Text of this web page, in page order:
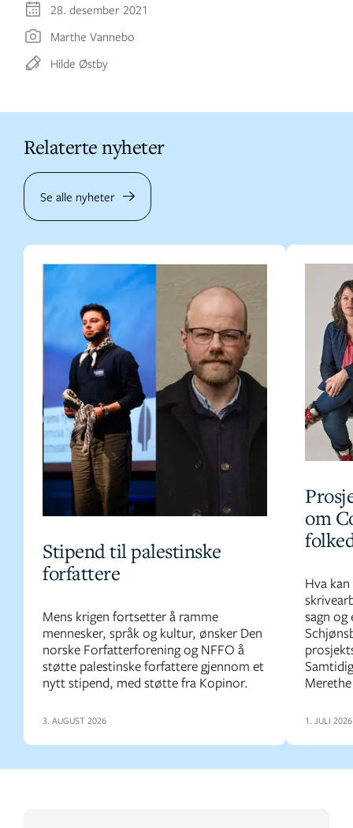
28. desember 2021
Marthe Vannebo
Hilde Østby
Relaterte nyheter
Se alle nyheter
Stipend til palestinske
forfattere
Mens krigen fortsetter å ramme
mennesker, språk og kultur, ønsker Den
norske Forfatterforening og NFFO å
støtte palestinske forfattere gjennom et
nytt stipend, med støtte fra Kopinor.
3. AUGUST 2026
om
Hva
sagn og
1. JULI 2026